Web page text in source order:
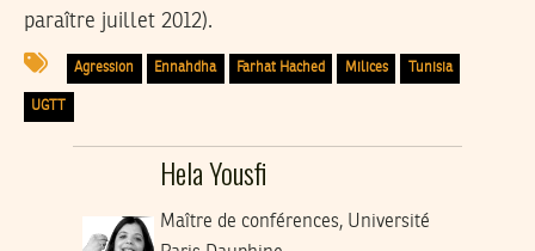
paraître juillet 2012).
Agression Ennahdha Farhat Hached Milices Tunisia
UGTT
Hela Yousfi
Maître de conférences, Université